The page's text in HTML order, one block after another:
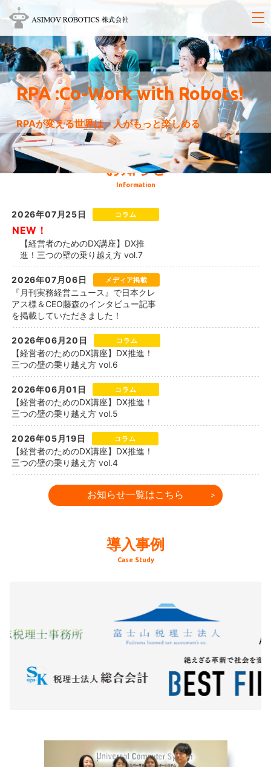
RPA :Co-Work with Robots!
RPAが変える世界は 人がもっと楽しめる
お知らせ
Information
2026年07月25日 コラム
NEW！
【経営者のためのDX講座】DX推
進！三つの壁の乗り越え方 vol.7
2026年07月06日 メディア掲載
『月刊実務経営ニュース』で日本クレ
アス様＆CEO藤森のインタビュー記事
を掲載していただきました！
2026年06月20日 コラム
【経営者のためのDX講座】DX推進！
三つの壁の乗り越え方 vol.6
2026年06月01日 コラム
【経営者のためのDX講座】DX推進！
三つの壁の乗り越え方 vol.5
2026年05月19日 コラム
【経営者のためのDX講座】DX推進！
三つの壁の乗り越え方 vol.4
お知らせ一覧はこちら
導入事例
Case Study